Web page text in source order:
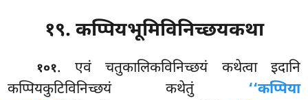
१९. कप्पियभूमिविनिच्छयकथा
१०१. एवंचतुकालिकविनिच्छयं कथेत्वा इदानि
कप्पियकुटिविनिच्छयं कथेतुं ‘‘कप्पिया